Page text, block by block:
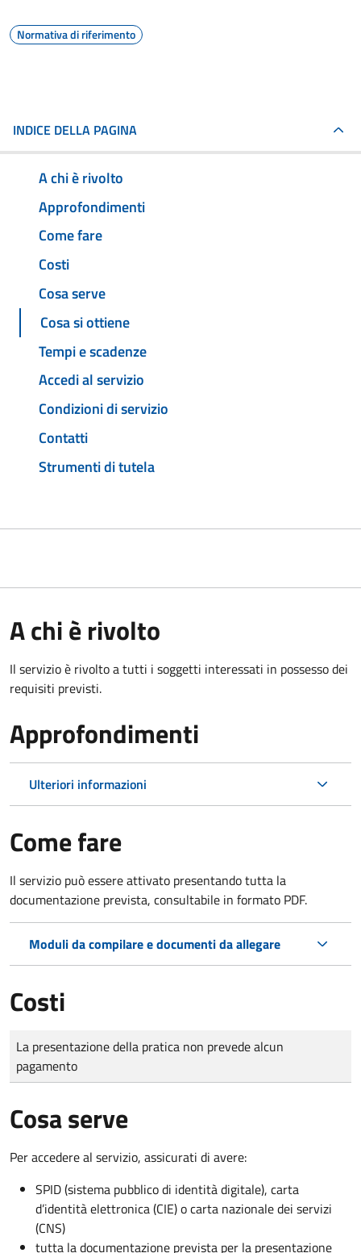
Normativa di riferimento
INDICE DELLA PAGINA
A chi è rivolto
Approfondimenti
Come fare
Costi
Cosa serve
Cosa si ottiene
Tempi e scadenze
Accedi al servizio
Condizioni di servizio
Contatti
Strumenti di tutela
A chi è rivolto
Il servizio è rivolto a tutti i soggetti interessati in possesso dei
requisiti previsti.
Approfondimenti
Ulteriori informazioni
Come fare
Il servizio può essere attivato presentando tutta la
documentazione prevista, consultabile in formato PDF.
Moduli da compilare e documenti da allegare
Costi
Tipo di pagamento
Importo
La presentazione della pratica non prevede alcun
pagamento
Cosa serve
Per accedere al servizio, assicurati di avere:
SPID (sistema pubblico di identità digitale), carta
d’identità elettronica (CIE) o carta nazionale dei servizi
(CNS)
tutta la documentazione prevista per la presentazione